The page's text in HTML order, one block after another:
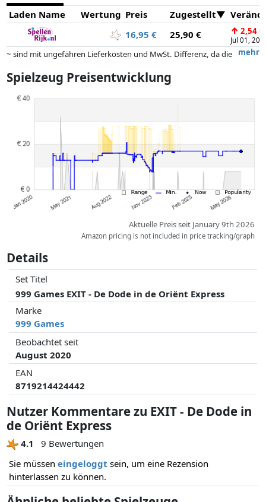
Laden Name
Wertung Preis Zugestellt
16,95 €
25,90 € ↑ 2,54 €
Jul 01,
mehr
~ sind mit ungefähren Lieferkosten und MwSt. Differenz, da die
abweichen können.
geändert haben. Die Ordnung erfolgt rein nach dem Preis,
Vergütungen durch Partner haben darauf keinerlei Einfluss. Nur bei
gleichen Preisen können historische Leistungen die Ordnung
beeinflussen.
Spielzeug Preisentwicklung
Aktuelle Preis seit January 9th 2026
Amazon pricing is not included in price tracking/graph
Details
Set Titel
999 Games EXIT - De Dode in de Oriënt Express
Marke
999 Games
Beobachtet seit
August 2020
EAN
8719214424442
Nutzer Kommentare zu EXIT - De Dode in
de Oriënt Express
4.1
9 Bewertungen
Sie müssen eingeloggt sein, um eine Rezension
hinterlassen zu können.